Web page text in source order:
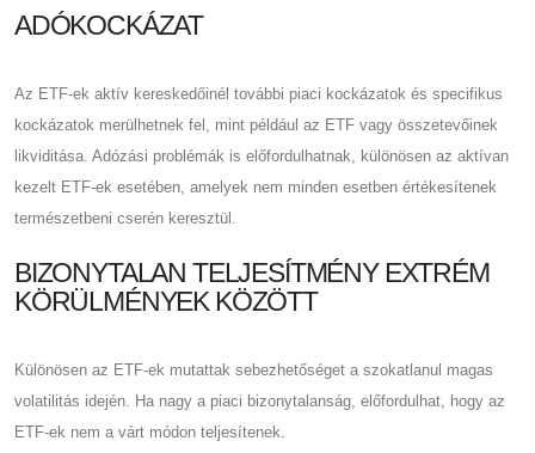
ADÓKOCKÁZAT
Az ETF-ek aktív kereskedőinél további piaci kockázatok és specifikus
kockázatok merülhetnek fel, mint például az ETF vagy összetevőinek
likviditása. Adózási problémák is előfordulhatnak, különösen az aktívan
kezelt ETF-ek esetében, amelyek nem minden esetben értékesítenek
természetbeni cserén keresztül.
BIZONYTALAN TELJESÍTMÉNY EXTRÉM
KÖRÜLMÉNYEK KÖZÖTT
Különösen az ETF-ek mutattak sebezhetőséget a szokatlanul magas
volatilitás idején. Ha nagy a piaci bizonytalanság, előfordulhat, hogy az
ETF-ek nem a várt módon teljesítenek.